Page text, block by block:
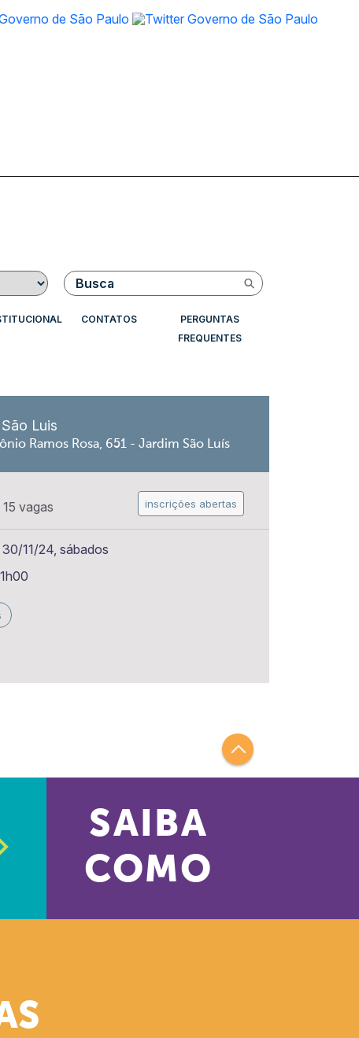
Buscar
CONTATOS
PERGUNTAS
FREQUENTES
Luis
Ramos Rosa, 651 - Jardim São Luís
15 vagas inscrições abertas
11/24, sábados
SAIBA
COMO